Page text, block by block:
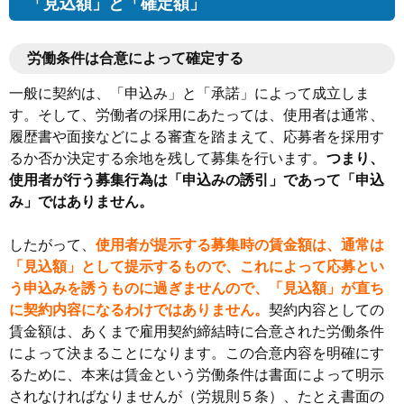
「見込額」と「確定額」
労働条件は合意によって確定する
一般に契約は、「申込み」と「承諾」によって成立しま
す。そして、労働者の採用にあたっては、使用者は通常、
履歴書や面接などによる審査を踏まえて、応募者を採用す
るか否か決定する余地を残して募集を行います。 つまり、
使用者が行う募集行為は「申込みの誘引」であって「申込
み」ではありません。
したがって、 使用者が提示する募集時の賃金額は、通常は
「見込額」として提示するもので、これによって応募とい
う申込みを誘うものに過ぎませんので、「見込額」が直ち
に契約内容になるわけではありません。 契約内容としての
賃金額は、あくまで雇用契約締結時に合意された労働条件
によって決まることになります。この合意内容を明確にす
るために、本来は賃金という労働条件は書面によって明示
されなければなりませんが（労規則５条）、たとえ書面の